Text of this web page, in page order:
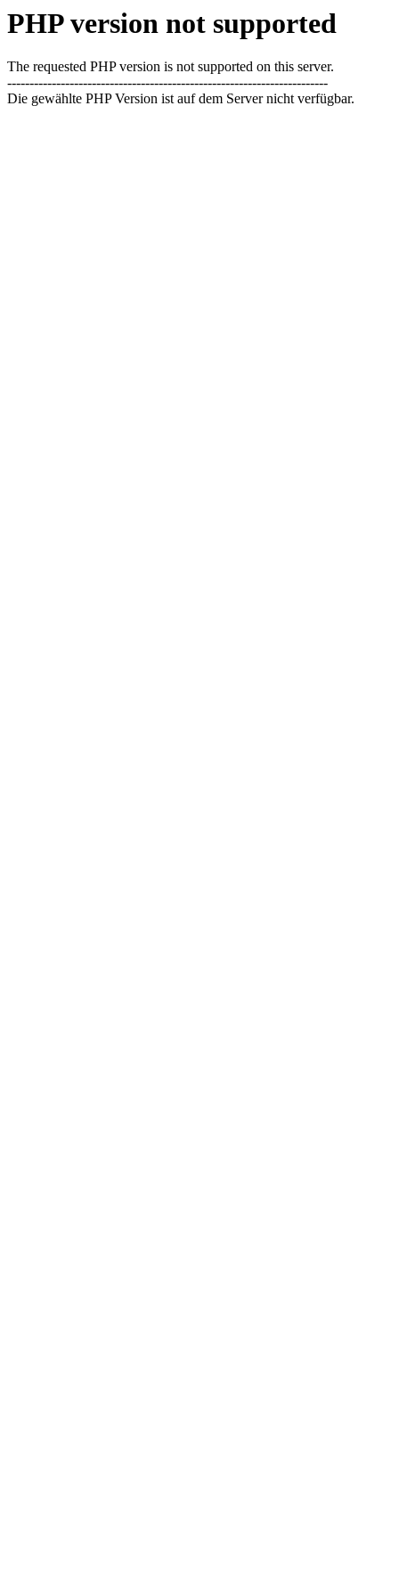
PHP version not supported
The requested PHP version is not supported on this server.
------------------------------------------------------------------------
Die gewählte PHP Version ist auf dem Server nicht verfügbar.